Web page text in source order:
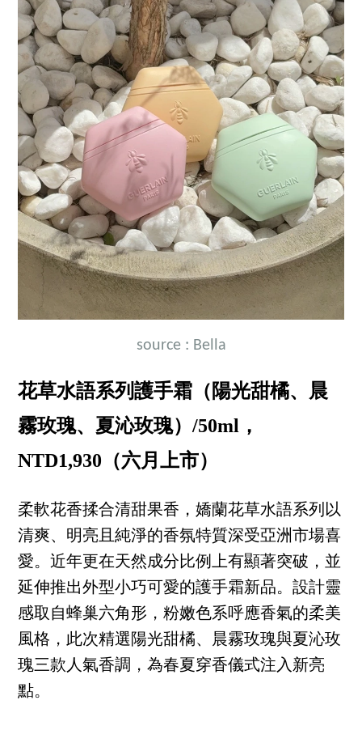
source : Bella
花草水語系列護手霜（陽光甜橘、晨
霧玫瑰、夏沁玫瑰）/50ml，
NTD1,930（六月上市）
柔軟花香揉合清甜果香，嬌蘭花草水語系列以
清爽、明亮且純淨的香氛特質深受亞洲市場喜
愛。近年更在天然成分比例上有顯著突破，並
延伸推出外型小巧可愛的護手霜新品。設計靈
感取自蜂巢六角形，粉嫩色系呼應香氣的柔美
風格，此次精選陽光甜橘、晨霧玫瑰與夏沁玫
瑰三款人氣香調，為春夏穿香儀式注入新亮
點。